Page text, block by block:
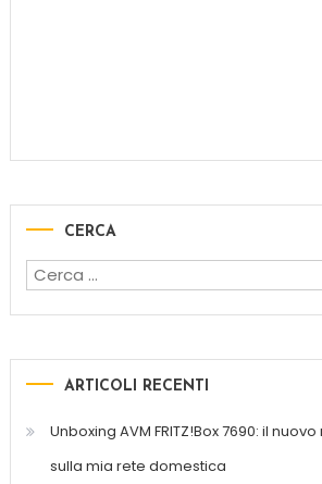
CERCA
ARTICOLI RECENTI
Unboxing AVM FRITZ!Box 7690: il
sulla mia rete domestica